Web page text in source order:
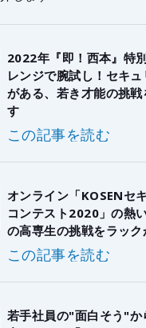
2022年『即！西本』特
レンジで腕試し！セキ
がある、若き才能の挑戦
す
この記事を読む
オンライン「KOSENセ
コンテスト2020」の熱
の高専生の挑戦をラック
この記事を読む
若手社員の"面白そう"か